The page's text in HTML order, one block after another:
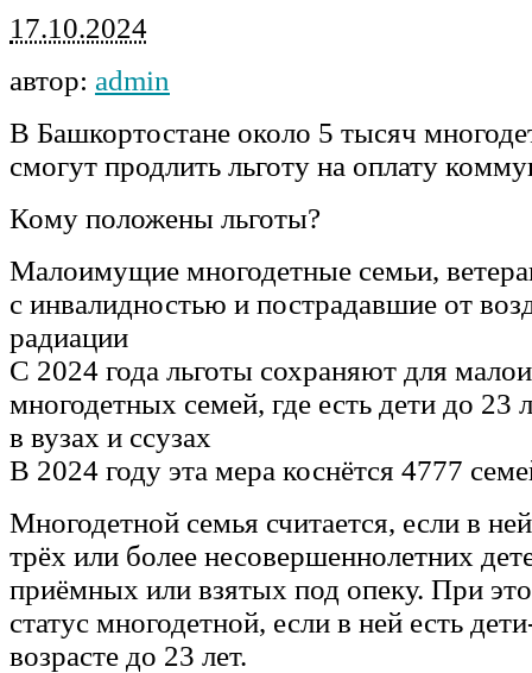
17.10.2024
автор: admin
В Башкортостане около 5 тысяч
смогут продлить льготу на оплату
Кому положены льготы?
Малоимущие многодетные семьи,
с инвалидностью и пострадавшие от
радиации
С 2024 года льготы сохраняют для
многодетных семей, где есть дети до 23
в вузах и ссузах
В 2024 году эта мера коснётся 4777
Многодетной семья считается, если в
трёх или более несовершеннолетних
приёмных или взятых под опеку. При
статус многодетной, если в ней есть
возрасте до 23 лет.